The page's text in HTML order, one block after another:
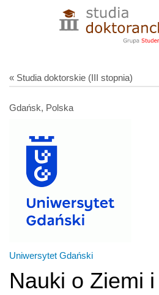
« Studia doktorskie (III stopnia)
Gdańsk, Polska
Uniwersytet Gdański
Nauki o Ziemi i